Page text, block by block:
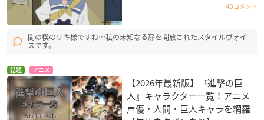
最遊記RELOAD -ZER
OIN-
玄奘三蔵
wn
KING OF PRISM -Sh
氷室聖
43コメント
間の楔のリキ様ですね…私の未知なる扉を開放されたスタイルヴォイ
スです。
話題 アニメ
【2026年最新版】『進撃の巨
人』キャラクター一覧！アニメ
声優・人間・巨人キャラを網羅